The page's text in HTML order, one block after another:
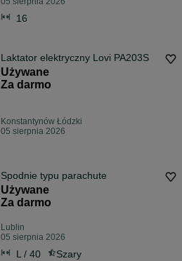
16
Laktator elektryczny Lovi PA203S
Używane
Za darmo
Konstantynów Łódzki
05 sierpnia 2026
Spodnie typu parachute
Używane
Za darmo
Lublin
05 sierpnia 2026
L / 40 Szary